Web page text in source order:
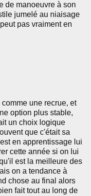
de manoeuvre à son
jumelé au niaisage
pas vraiment en
une recrue, et
option plus stable,
un choix logique
que c'était sa
en apprentissage lui
cette année si on lui
est la meilleure des
on a tendance à
chose au final alors
fait tout au long de